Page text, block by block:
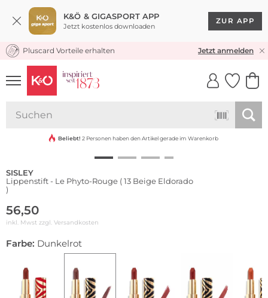
K&Ö & GIGASPORT APP
Jetzt kostenlos downloaden
ZUR APP
KOSTENLOSER VERSAND* & RÜCKVERSAND
Pluscard Vorteile erhalten Jetzt anmelden
UNSERE APP
CLICK &
Beliebt! 2 Personen haben den Artikel gerade im Warenkorb
SISLEY
Lippenstift - Le Phyto-Rouge ( 13 Beige Eldorado
)
56,50
inkl. Mwst zzgl. Versandkosten
Farbe: Dunkelrot